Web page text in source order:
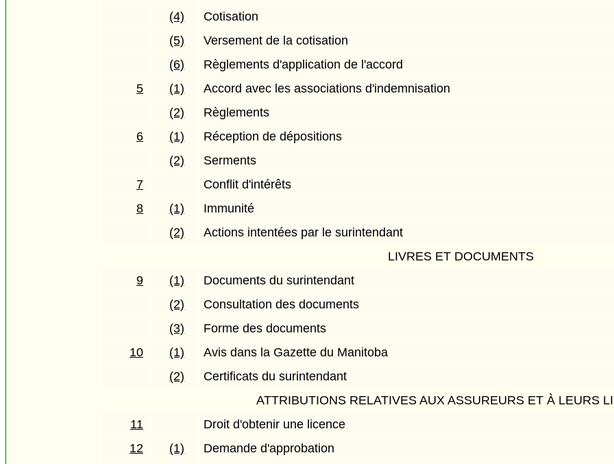
(4)
Cotisation
(5)
Versement de la cotisation
(6)
Règlements d'application de l'accord
5
(1)
Accord avec les associations d'indemnisation
(2)
Règlements
6
(1)
Réception de dépositions
(2)
Serments
7
Conflit d'intérêts
8
(1)
Immunité
(2)
Actions intentées par le surintendant
LIVRES ET DOCUMENTS
9
(1)
Documents du surintendant
(2)
Consultation des documents
(3)
Forme des documents
10
(1)
Avis dans la Gazette du Manitoba
(2)
Certificats du surintendant
ATTRIBUTIONS RELATIVES AUX ASSUREURS ET À LEURS
11
Droit d'obtenir une licence
12
(1)
Demande d'approbation